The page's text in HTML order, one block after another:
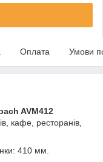
Оплата Умови
AVM412
кафе, ресторанів,
410 мм.